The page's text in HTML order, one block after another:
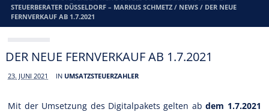
STEUERBERATER DÜSSELDORF – MARKUS SCHMETZ / NEWS / DER NEUE
FERNVERKAUF AB 1.7.2021
DER NEUE FERNVERKAUF AB 1.7.2021
23. JUNI 2021 IN UMSATZSTEUERZAHLER
Mit der Umsetzung des Digitalpakets gelten ab dem 1.7.2021